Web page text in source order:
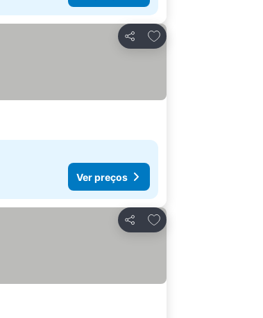
Partilhar
Adicionar aos favoritos
Ver preços
Partilhar
Adicionar aos favoritos